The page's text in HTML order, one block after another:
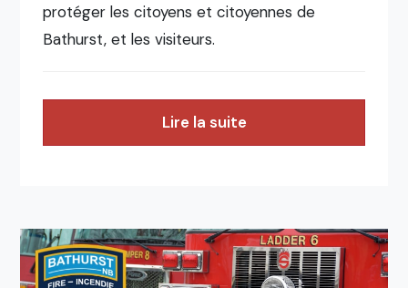
protéger les citoyens et citoyennes de
Bathurst, et les visiteurs.
Lire la suite